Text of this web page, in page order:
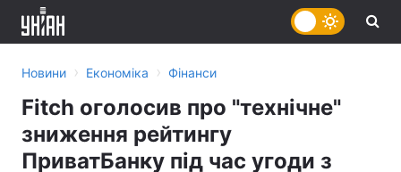
Новини › Економіка › Фінанси
Fitch оголосив про "технічне"
зниження рейтингу
ПриватБанку під час угоди з